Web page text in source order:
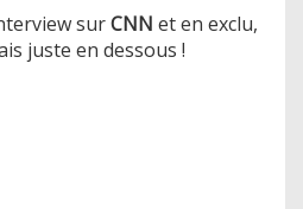
surCNN et en exclu,
juste en dessous !